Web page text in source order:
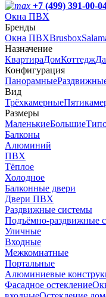
+7 (499) 391-00-
Окна ПВХ
Бренды
Окна ПВХBrusbox
Назначение
КвартираДомКоттедж
Конфигурация
Панорамные
Вид
Трёхкамерные
Размеры
МаленькиеБольшие
Балконы
Алюминий
ПВХ
Тёплое
Холодное
Балконные двери
Двери ПВХ
Раздвижные системы
Подъёмно-раздвижные
Уличные
Входные
Межкомнатные
Портальные
Алюминиевые
Фасадное остекление